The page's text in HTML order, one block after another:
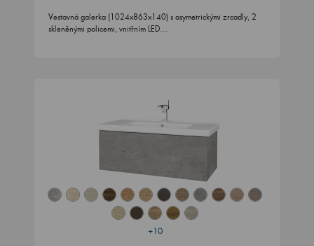
Vestavná galerka (1024x863x140) s asymetrickými zrcadly, 2
skleněnými policemi, vnitřním LED…
+10